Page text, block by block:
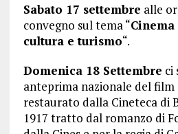
Sabato 17 settembre alle
convegno sul tema “
cultura e turismo“.
Domenica 18 Settembre ci
anteprima nazionale del film
restaurato dalla Cineteca di
1917 tratto dal romanzo di